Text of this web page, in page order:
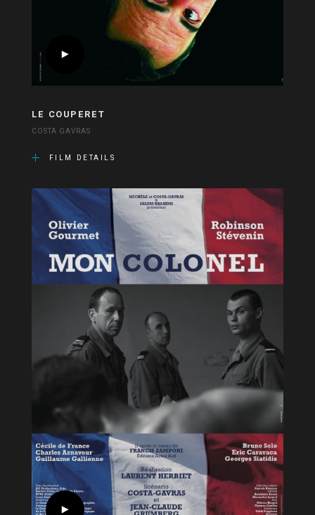
LE COUPERET
COSTA GAVRAS
FILM DETAILS